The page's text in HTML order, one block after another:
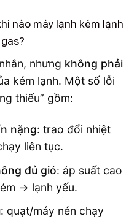
nào máy lạnh kém lạnh
nhưng không phải
kém lạnh. Một số lỗi
thiếu” gồm:
nặng: trao đổi nhiệt
liên tục.
đủ gió: áp suất cao
→ lạnh yếu.
: quạt/máy nén chạy